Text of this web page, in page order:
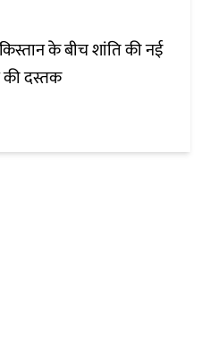
के बीच शांति की नई
दस्तक